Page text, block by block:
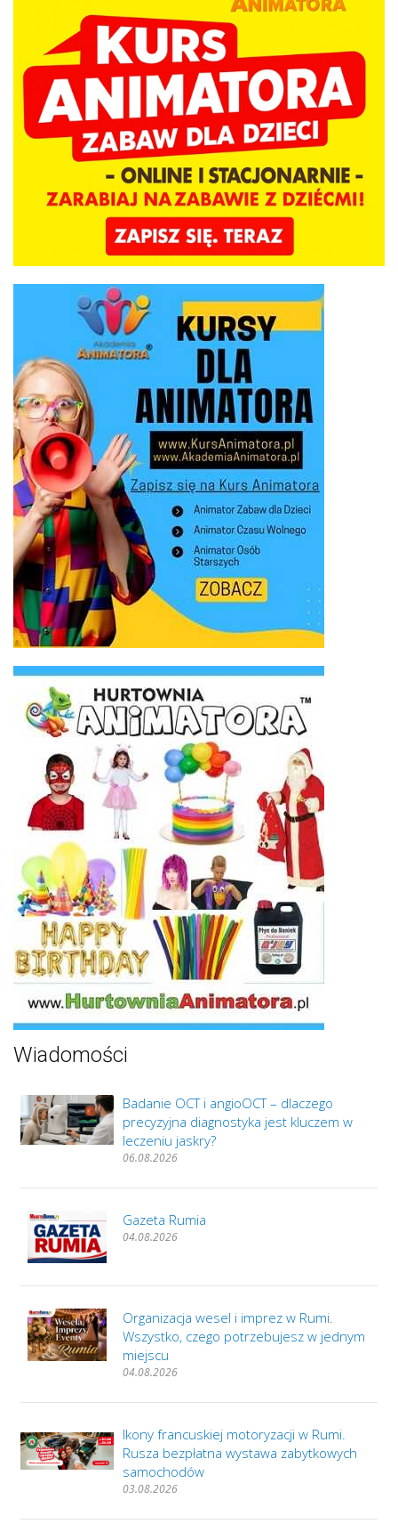
Wiadomości
Badanie OCT i angioOCT – dlaczego
precyzyjna diagnostyka jest kluczem w
leczeniu jaskry?
06.08.2026
Gazeta Rumia
04.08.2026
Organizacja wesel i imprez w Rumi.
Wszystko, czego potrzebujesz w jednym
miejscu
04.08.2026
Ikony francuskiej motoryzacji w Rumi.
Rusza bezpłatna wystawa zabytkowych
samochodów
03.08.2026